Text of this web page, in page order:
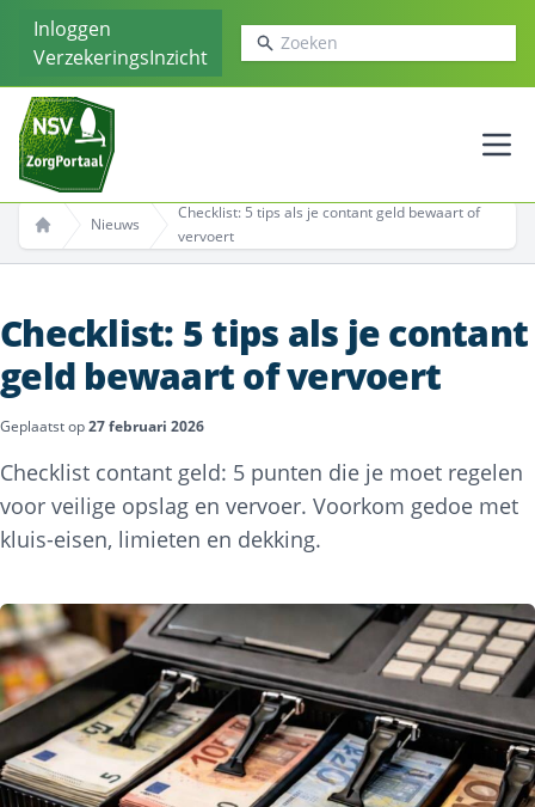
Inloggen
VerzekeringsInzicht
Zoeken
Home
Nieuws
Checklist: 5 tips als je contant geld bewaart of
vervoert
Checklist: 5 tips als je contant
geld bewaart of vervoert
Geplaatst op27 februari 2026
Checklist contant geld: 5 punten die je moet regelen
voor veilige opslag en vervoer. Voorkom gedoe met
kluis-eisen, limieten en dekking.